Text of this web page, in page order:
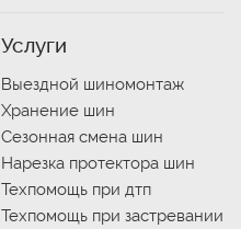
Услуги
Выездной шиномонтаж
Хранение шин
Сезонная смена шин
Нарезка протектора шин
Техпомощь при дтп
Техпомощь при застревании